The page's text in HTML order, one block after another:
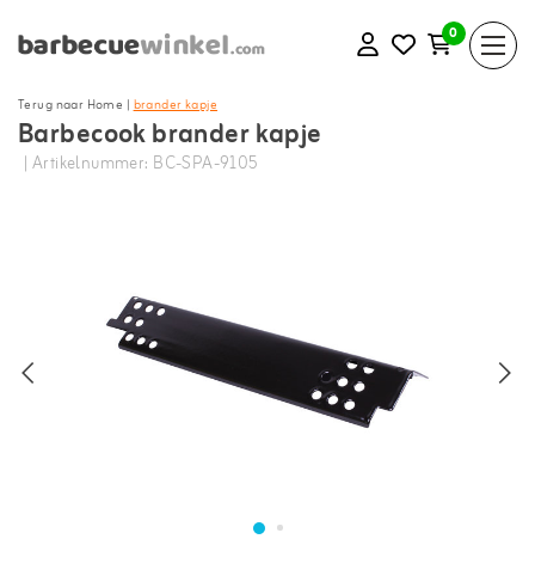
0
Terug naar Home |brander kapje
Barbecook brander kapje
| Artikelnummer: BC-SPA-9105